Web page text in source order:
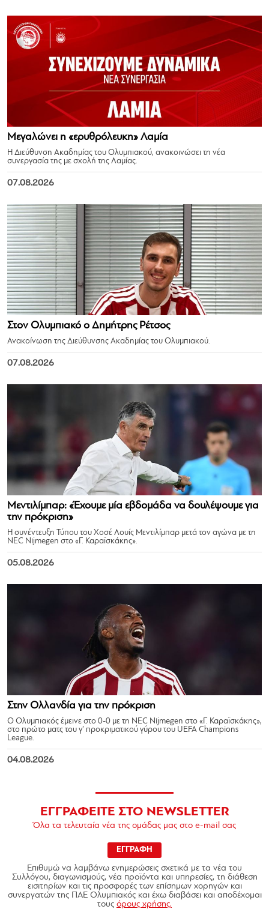
Μεγαλώνει η «ερυθρόλευκη» Λαμία
Η Διεύθυνση Ακαδημίας του Ολυμπιακού, ανακοινώσει τη νέα
συνεργασία της με σχολή της Λαμίας.
07.08.2026
Στον Ολυμπιακό ο Δημήτρης Ρέτσος
Ανακοίνωση της Διεύθυνσης Ακαδημίας του Ολυμπιακού.
07.08.2026
Μεντιλίμπαρ: «Έχουμε μία εβδομάδα να δουλέψουμε για
την πρόκριση»
Η συνέντευξη Τύπου του Χοσέ Λουίς Μεντιλίμπαρ μετά τον αγώνα με τη
NEC Nijmegen στο «Γ. Καραϊσκάκης».
05.08.2026
Στην Ολλανδία για την πρόκριση
Ο Ολυμπιακός έμεινε στο 0-0 με τη NEC Nijmegen στο «Γ. Καραϊσκάκης»,
στο πρώτο ματς του γ’ προκριματικού γύρου του UEFA Champions
League.
04.08.2026
ΕΓΓΡΑΦΕΙΤΕ ΣΤΟ NEWSLETTER
Όλα τα τελευταία νέα της ομάδας μας στο e-mail σας
ΕΓΓΡΑΦΗ
Επιθυμώ να λαμβάνω ενημερώσεις σχετικά με τα νέα του
Συλλόγου, διαγωνισμούς, νέα προϊόντα και υπηρεσίες, τη διάθεση
εισιτηρίων και τις προσφορές των επίσημων χορηγών και
συνεργατών της ΠΑΕ Ολυμπιακός και έχω διαβάσει και αποδέχομαι
τους όρους χρήσης.